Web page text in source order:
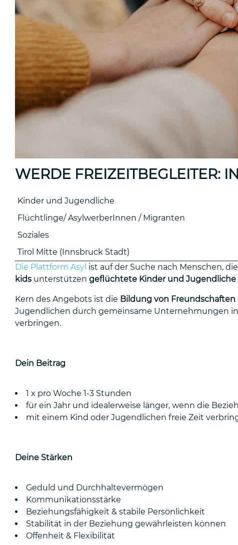
WERDE FREIZEITBEGLEITER:
Kinder und Jugendliche
Flüchtlinge/ AsylwerberInnen / Migranten
Soziales
Tirol Mitte (Innsbruck Stadt)
Die Plattform Asyl ist auf der Suche nach Menschen,
kids unterstützen geflüchtete Kinder und Jugendliche
Kern des Angebots ist die Bildung von
Jugendlichen durch gemeinsame Unternehmungen in
verbringen.
Dein Beitrag
1 x pro Woche 1-3 Stunden
für ein Jahr und idealerweise länger, wenn die
mit einem Kind oder Jugendlichen freie Zeit
Deine Stärken
Geduld und Durchhaltevermögen
Kommunikationsstärke
Beziehungsfähigkeit & stabile Persönlichkeit
Stabilität in der Beziehung gewährleisten können
Offenheit & Flexibilität